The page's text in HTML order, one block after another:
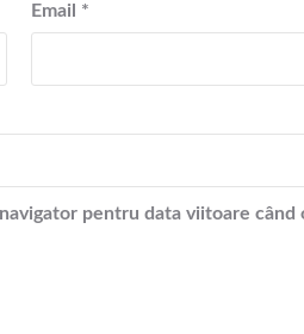
Email *
pentru data viitoare când